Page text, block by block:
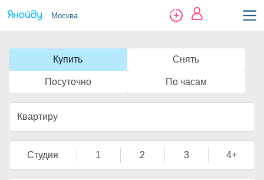
Москва
Купить Снять
Посуточно По часам
Квартиру
Студия 1 2 3 4+